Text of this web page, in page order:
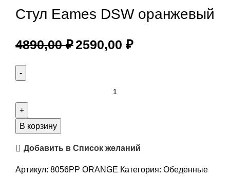
Стул Eames DSW оранжевый
4890,00₽2590,00 ₽
В корзину
Добавить в Список желаний
Артикул: 8056PP ORANGE Категория: Обеденные